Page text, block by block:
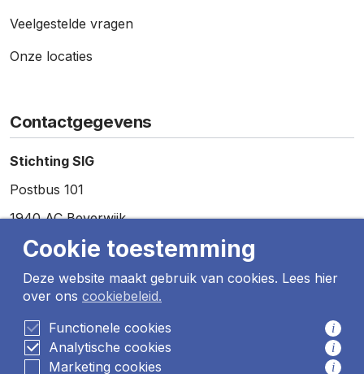
Veelgestelde vragen
Onze locaties
Contactgegevens
Stichting SIG
Postbus 101
1940 AC Beverwijk
Telefoon:0251 – 257 857
E-mail: info@sig.nu
De SIG heeft sinds 2007 het kwaliteits-certificaat HKZ
Gehandicapten-zorg.
Lees meer informatie over het keurmerk.
Cookie toestemming
Deze website maakt gebruik van cookies. Lees hier
over ons cookiebeleid.
Functionele cookies
i
Analytische cookies i
Marketing cookies i